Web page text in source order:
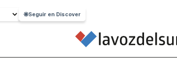
Seguir en Discover